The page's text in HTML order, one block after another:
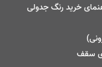
خرید رنگ جدولی
سقف